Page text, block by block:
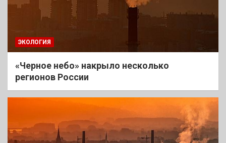
ЭКОЛОГИЯ
«Черное небо» накрыло несколько
регионов России